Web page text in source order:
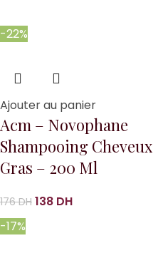
-22%
Ajouter au panier
Acm – Novophane
Shampooing Cheveux
Gras – 200 Ml
176DH 138 DH
-17%